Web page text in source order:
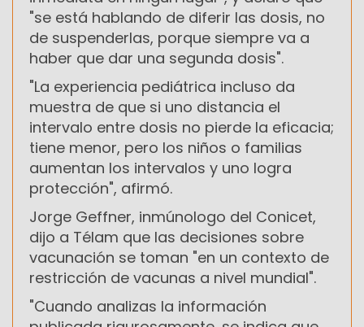
"se está hablando de diferir las dosis, no
de suspenderlas, porque siempre va a
haber que dar una segunda dosis".
"La experiencia pediátrica incluso da
muestra de que si uno distancia el
intervalo entre dosis no pierde la eficacia;
tiene menor, pero los niños o familias
aumentan los intervalos y uno logra
protección", afirmó.
Jorge Geffner, inmúnologo del Conicet,
dijo a Télam que las decisiones sobre
vacunación se toman "en un contexto de
restricción de vacunas a nivel mundial".
"Cuando analizas la información